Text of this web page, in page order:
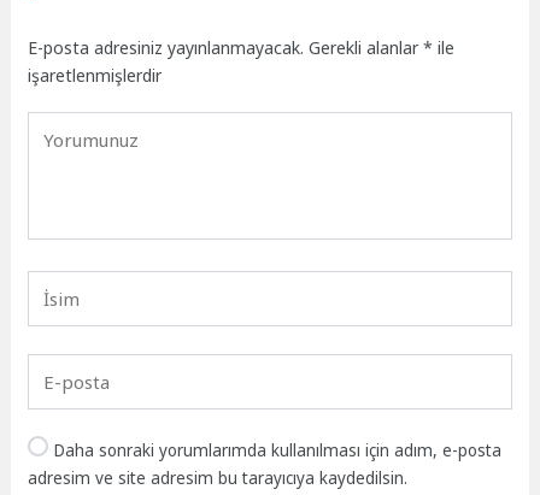
E-posta adresiniz yayınlanmayacak. Gerekli alanlar* ile
işaretlenmişlerdir
Daha sonraki yorumlarımda kullanılması için adım, e-posta
adresim ve site adresim bu tarayıcıya kaydedilsin.